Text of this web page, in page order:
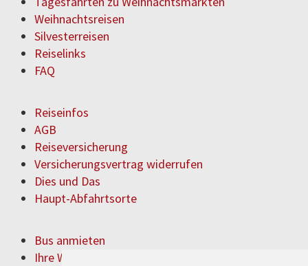
Weihnachtsreisen
Silvesterreisen
Reiselinks
FAQ
Reiseinfos
AGB
Reiseversicherung
Versicherungsvertrag widerrufen
Dies und Das
Haupt-Abfahrtsorte
Bus anmieten
Ihre Wünsche